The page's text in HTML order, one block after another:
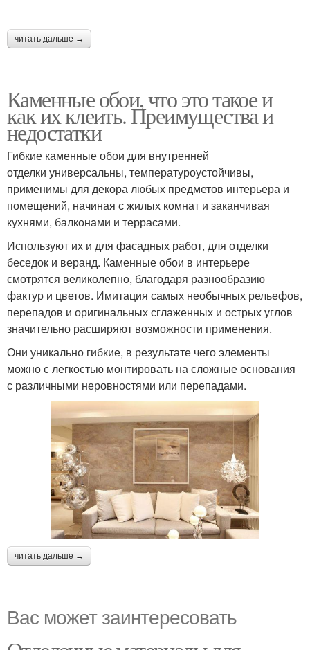
читать дальше →
Каменные обои, что это такое и
как их клеить. Преимущества и
недостатки
Гибкие каменные обои для внутренней
отделки универсальны, температуроустойчивы,
применимы для декора любых предметов интерьера и
помещений, начиная с жилых комнат и заканчивая
кухнями, балконами и террасами.
Используют их и для фасадных работ, для отделки
беседок и веранд. Каменные обои в интерьере
смотрятся великолепно, благодаря разнообразию
фактур и цветов. Имитация самых необычных рельефов,
перепадов и оригинальных сглаженных и острых углов
значительно расширяют возможности применения.
Они уникально гибкие, в результате чего элементы
можно с легкостью монтировать на сложные основания
с различными неровностями или перепадами.
читать дальше →
Вас может заинтересовать